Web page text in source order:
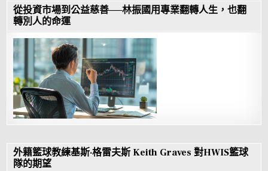
從投資市場到公益慈善──林振國用專業翻轉人生，也翻
轉別人的命運
外籍籃球教練基斯·格雷夫斯 Keith Graves 對HWIS籃球
隊的期望